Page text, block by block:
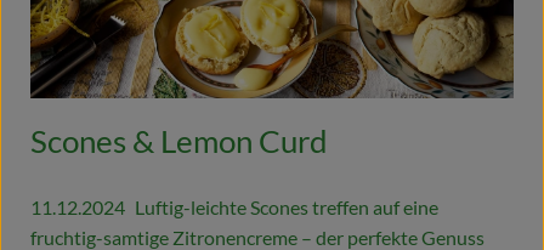
VINCE Weine
So geht's
Über uns
Veranstaltungen
Scones & Lemon Curd
11.12.2024 Luftig-leichte Scones treffen auf eine
fruchtig-samtige Zitronencreme – der perfekte Genuss